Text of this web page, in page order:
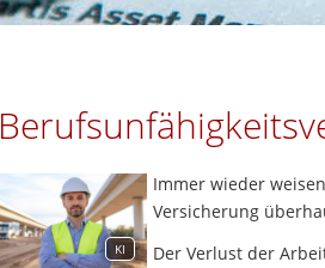
KI
Immer wieder
Versicherung
Der Verlust der